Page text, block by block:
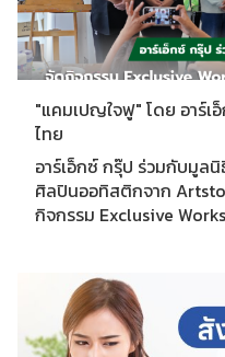
"แคมเปญใจฟู" โดย อาร์
ไทย
อาร์เอ็กซ์ กรุ๊ป ร่วมกับมูล
ศิลปินออทิสติกจาก
กิจกรรม Exclusive